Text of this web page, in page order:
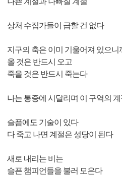
상처 수집가들이 급할 건 없다
지구의 축은 이미 기울어져 있으니
올 것은 반드시 오고
죽을 것은 반드시 죽는다
나는 통증에 시달리며 이 구역의
슬픔에도 기술이 있다
다 죽고 나면 계절은 성당이 된다
새로 내리는 비는
슬픈 챔피언들을 불러 모은다